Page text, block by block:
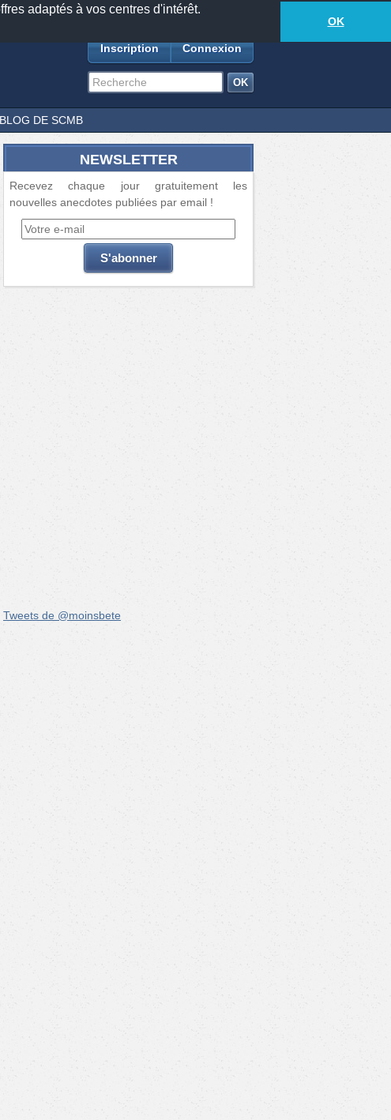
adaptés à vos centres d'intérêt.
OK
TwitterFeeds18881anecdotes-528lecteurs connectés
Inscription Connexion
BLOG DE SCMB
NEWSLETTER
Recevez chaque jour gratuitement les
nouvelles anecdotes publiées par email !
Tweets de @moinsbete